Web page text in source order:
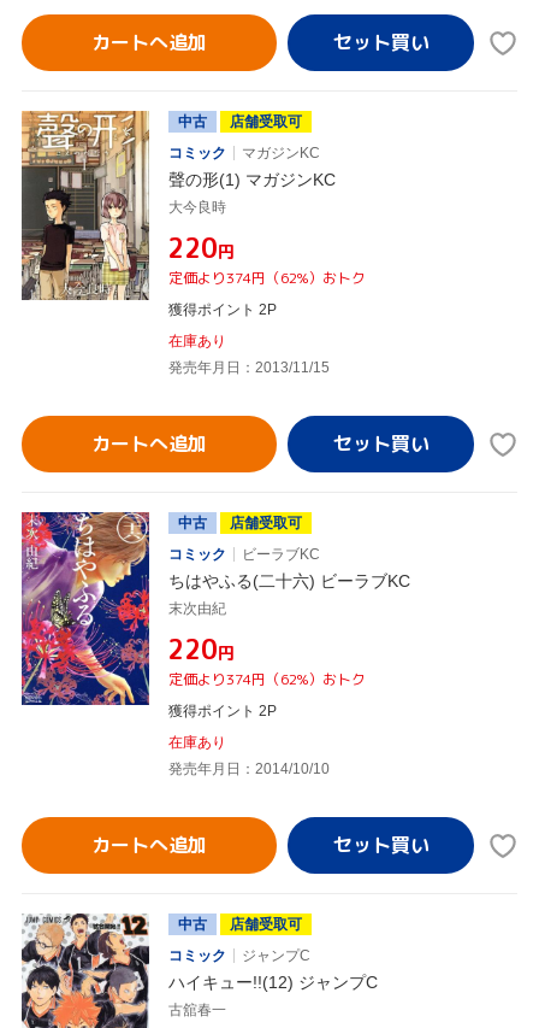
カートへ追加
中古
店舗受取可
コミック
マガジンKC
聲の形(1) マガジンKC
大今良時
¥220円
定価より374円（62%）おトク
獲得ポイント 2P
在庫あり
発売年月日：2013/11/15
カートへ追加
中古
店舗受取可
コミック
ビーラブKC
ちはやふる(二十六) ビーラブKC
末次由紀
¥220円
定価より374円（62%）おトク
獲得ポイント 2P
在庫あり
発売年月日：2014/10/10
カートへ追加
中古
店舗受取可
コミック
ジャンプC
ハイキュー!!(12) ジャンプC
古舘春一